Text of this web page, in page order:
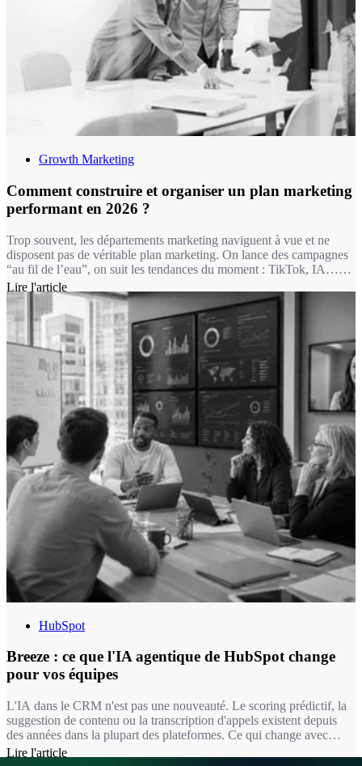
Growth Marketing
Comment construire et organiser un plan marketing
performant en 2026 ?
Trop souvent, les départements marketing naviguent à vue et ne
disposent pas de véritable plan marketing. On lance des campagnes
“au fil de l’eau”, on suit les tendances du moment : TikTok, IA…
sans cohérence globale. Le résultat ? Des budgets dispersés, des
initiatives qui ne génèrent pas de ROI, et des équipes qui peinent à
justifier leurs actions. C’est frustrant, coûteux et surtout inefficace.
Lire l'article
HubSpot
Breeze : ce que l'IA agentique de HubSpot change
pour vos équipes
L'IA dans le CRM n'est pas une nouveauté. Le scoring prédictif, la
suggestion de contenu ou la transcription d'appels existent depuis
des années dans la plupart des plateformes. Ce qui change avec
Breeze, c'est la nature de l'intervention : on passe d'une IA qui
Lire l'article